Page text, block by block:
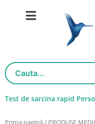
Test de sarcina rapid
Prima pagină / PRODUSE